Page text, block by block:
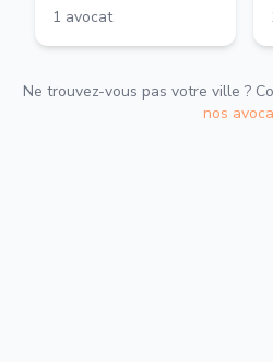
1 avocat
Ne trouvez-vous pas votre ville ?
nos